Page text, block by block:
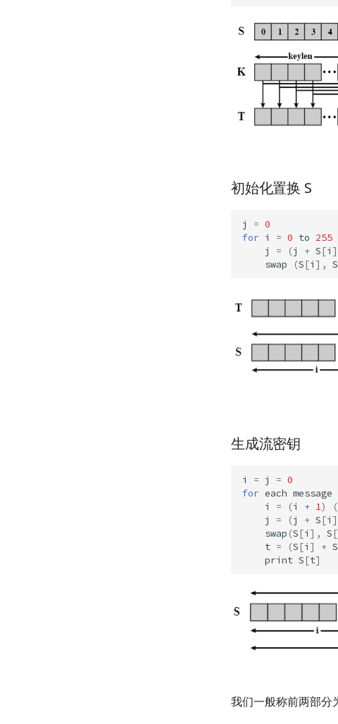
初始化置换 S
j = 0
for i = 0 to 255
j
= (j + S [i ]
swap
(S [i ], S
生成流密钥
i = j = 0
for each message
i
= (i + 1) (
j
= (j + S [i
swap (S [i ], S [
t = (S [i ] + S
print S [t]
我们一般称前两部分